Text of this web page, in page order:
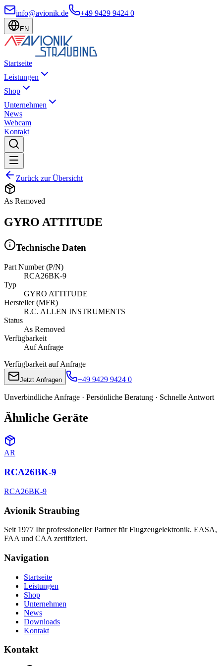
info@avionik.de +49 9429 9424 0
EN
Startseite
Leistungen
Shop
Unternehmen
News
Webcam
Kontakt
Zurück zur Übersicht
As Removed
GYRO ATTITUDE
Technische Daten
Part Number (P/N)
RCA26BK-9
Typ
GYRO ATTITUDE
Hersteller (MFR)
R.C. ALLEN INSTRUMENTS
Status
As Removed
Verfügbarkeit
Auf Anfrage
Verfügbarkeit auf Anfrage
Jetzt Anfragen +49 9429 9424 0
Unverbindliche Anfrage · Persönliche Beratung · Schnelle Antwort
Ähnliche Geräte
AR
RCA26BK-9
RCA26BK-9
Avionik Straubing
Seit 1977 Ihr professioneller Partner für Flugzeugelektronik. EASA,
FAA und CAA zertifiziert.
Navigation
Startseite
Leistungen
Shop
Unternehmen
News
Downloads
Kontakt
Kontakt